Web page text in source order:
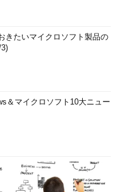
きたいマイクロソフト製品の
＆マイクロソフト10大ニュー